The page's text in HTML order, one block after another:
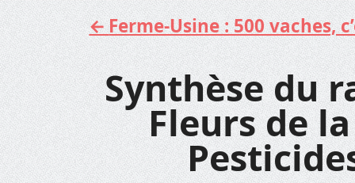
Aller
au
contenu
Ferme-Usine : 500 vaches,
Synthèse du
Fleurs de